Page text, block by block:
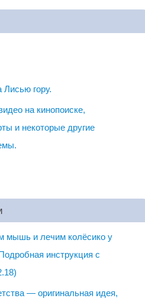
Лисью гору.
на кинопоиске,
и некоторые другие
мышь и лечим колёсико у
инструкция с
— оригинальная идея,